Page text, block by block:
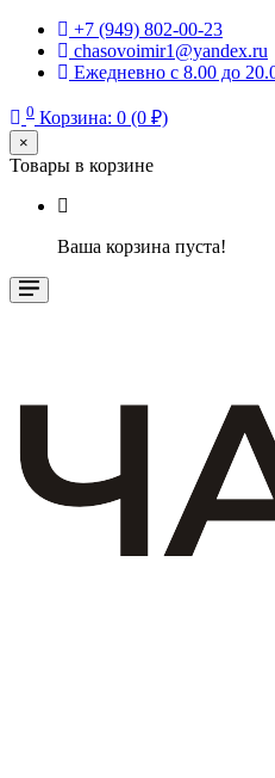
+7 (949) 802-00-23
chasovoimir1@yandex.ru
Ежедневно с 8.00 до
0 Корзина: 0 (0 ₽)
×
Товары в корзине
Ваша корзина пуста!